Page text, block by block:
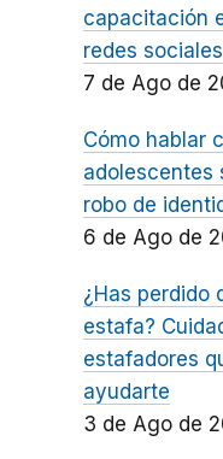
capacitación
redes sociales
7 de Ago de
Cómo hablar
adolescentes
robo de
6 de Ago de
¿Has perdido
estafa?
estafadores
ayudarte
3 de Ago de